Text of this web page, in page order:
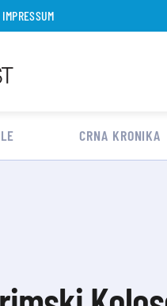
IMPRESSUM
CRNA KRONIKA